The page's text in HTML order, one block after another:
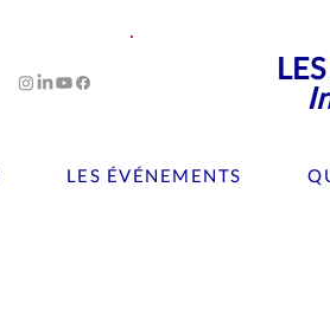
LES ÉVÉNEMENTS